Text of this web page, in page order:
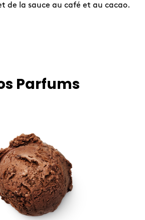
de la sauce au café et au cacao.
Parfums